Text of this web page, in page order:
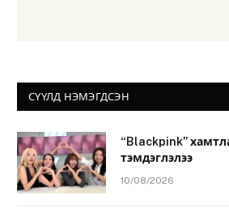
СҮҮЛД НЭМЭГДСЭН
“Blackpink”
тэмдэглэлээ
10/08/2026